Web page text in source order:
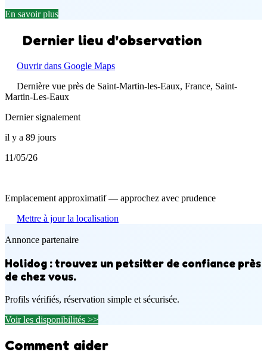
En savoir plus
Dernier lieu d'observation
Ouvrir dans Google Maps
Dernière vue près de Saint-Martin-les-Eaux, France, Saint-
Martin-Les-Eaux
Dernier signalement
il y a 89 jours
11/05/26
Emplacement approximatif — approchez avec prudence
Mettre à jour la localisation
Annonce partenaire
Holidog : trouvez un petsitter de confiance près
de chez vous.
Profils vérifiés, réservation simple et sécurisée.
Voir les disponibilités >>
Comment aider